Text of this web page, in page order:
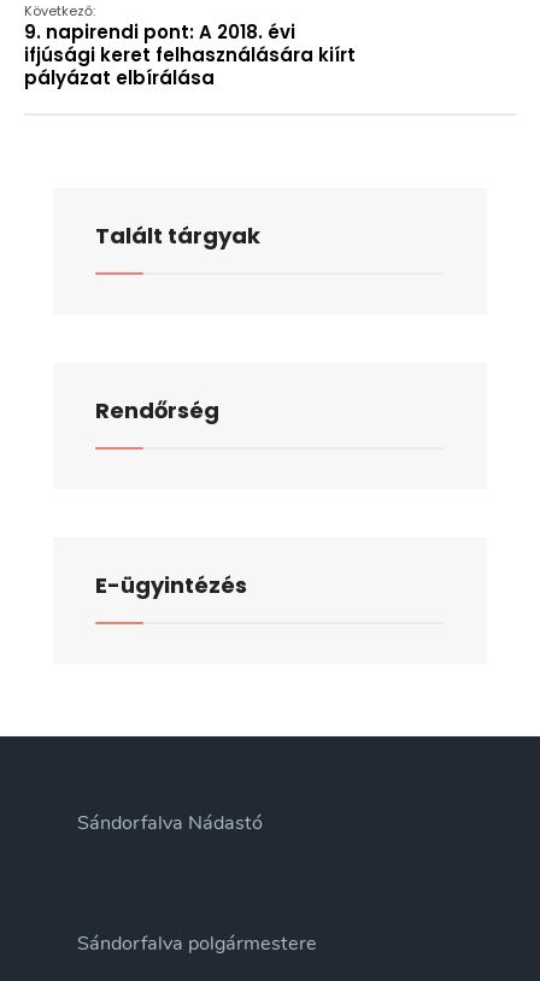
Következő:
9. napirendi pont: A 2018. évi
ifjúsági keret felhasználására kiírt
pályázat elbírálása
Talált tárgyak
Rendőrség
E-ügyintézés
Sándorfalva Nádastó
Sándorfalva polgármestere